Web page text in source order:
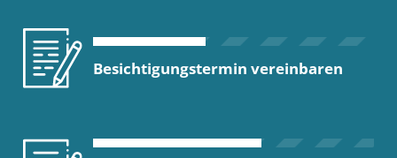
Besichtigungstermin vereinbaren